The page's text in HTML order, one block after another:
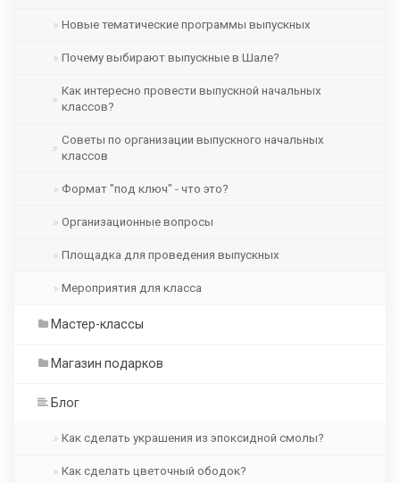
Новые тематические программы выпускных
Почему выбирают выпускные в Шале?
Как интересно провести выпускной начальных
классов?
Советы по организации выпускного начальных
классов
Формат "под ключ" - что это?
Организационные вопросы
Площадка для проведения выпускных
Мероприятия для класса
Мастер-классы
Магазин подарков
Блог
Как сделать украшения из эпоксидной смолы?
Как сделать цветочный ободок?